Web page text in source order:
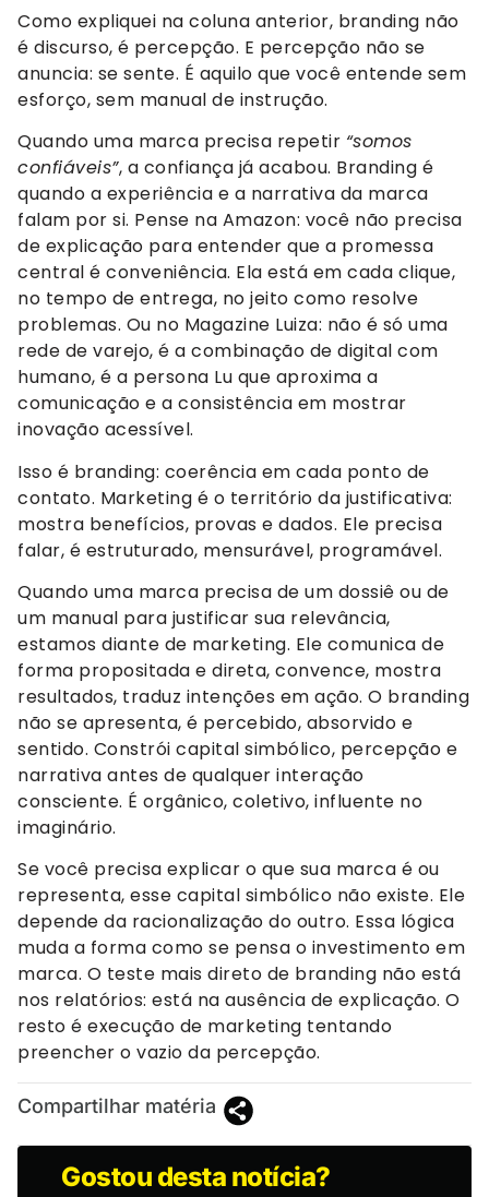
Como expliquei na coluna anterior, branding não
é discurso, é percepção. E percepção não se
anuncia: se sente. É aquilo que você entende sem
esforço, sem manual de instrução.
Quando uma marca precisa repetir “somos
confiáveis”, a confiança já acabou. Branding é
quando a experiência e a narrativa da marca
falam por si. Pense na Amazon: você não precisa
de explicação para entender que a promessa
central é conveniência. Ela está em cada clique,
no tempo de entrega, no jeito como resolve
problemas. Ou no Magazine Luiza: não é só uma
rede de varejo, é a combinação de digital com
humano, é a persona Lu que aproxima a
comunicação e a consistência em mostrar
inovação acessível.
Isso é branding: coerência em cada ponto de
contato. Marketing é o território da justificativa:
mostra benefícios, provas e dados. Ele precisa
falar, é estruturado, mensurável, programável.
Quando uma marca precisa de um dossiê ou de
um manual para justificar sua relevância,
estamos diante de marketing. Ele comunica de
forma propositada e direta, convence, mostra
resultados, traduz intenções em ação. O branding
não se apresenta, é percebido, absorvido e
sentido. Constrói capital simbólico, percepção e
narrativa antes de qualquer interação
consciente. É orgânico, coletivo, influente no
imaginário.
Se você precisa explicar o que sua marca é ou
representa, esse capital simbólico não existe. Ele
depende da racionalização do outro. Essa lógica
muda a forma como se pensa o investimento em
marca. O teste mais direto de branding não está
nos relatórios: está na ausência de explicação. O
resto é execução de marketing tentando
preencher o vazio da percepção.
Compartilhar matéria
Gostou desta notícia?